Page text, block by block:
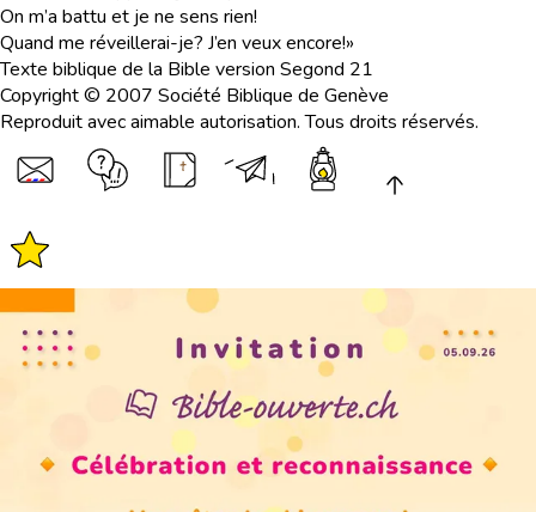
On m’a battu et je ne sens rien!
Quand me réveillerai-je? J’en veux encore!»
Texte biblique de la Bible version Segond 21
Copyright © 2007 Société Biblique de Genève
Reproduit avec aimable autorisation. Tous droits réservés.